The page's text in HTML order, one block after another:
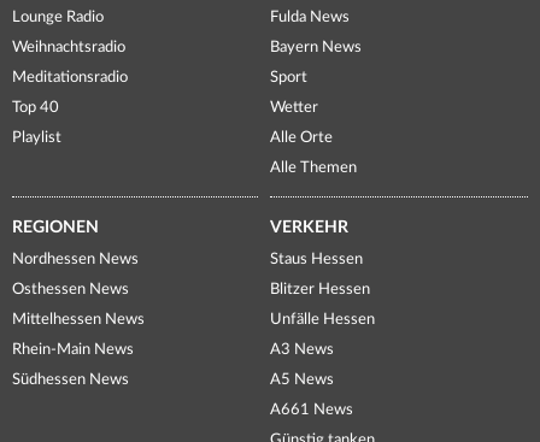
Lounge Radio
Weihnachtsradio
Meditationsradio
Top 40
Playlist
Fulda News
Bayern News
Sport
Wetter
Alle Orte
Alle Themen
REGIONEN
Nordhessen News
Osthessen News
Mittelhessen News
Rhein-Main News
Südhessen News
VERKEHR
Staus Hessen
Blitzer Hessen
Unfälle Hessen
A3 News
A5 News
A661 News